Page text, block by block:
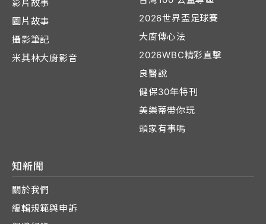
影片故事
圖片故事
攝影筆記
米其林大廚影音
2026世界盃足球賽
大廚傳心法
2026WBC精彩直擊
良醫說
健保30年特刊
美樂蒂帶你玩
頭家有事嗎
知新聞
關於我們
編輯規範與申訴